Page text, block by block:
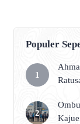
Populer